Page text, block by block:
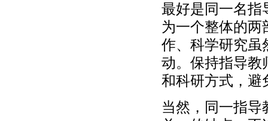
最好是同一名指
为一个整体的
作、科学研究虽
动。保持指导教
和科研方式，避
当然，同一指